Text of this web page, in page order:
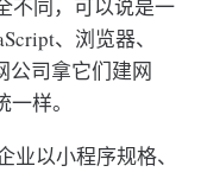
不同，可以说是一
、浏览器、
公司拿它们建网
样。
以小程序规格、